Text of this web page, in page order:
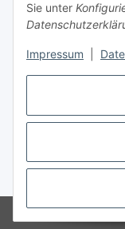
Sie unter
Impressum